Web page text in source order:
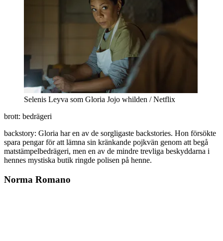
Selenis Leyva som Gloria Jojo whilden / Netflix
brott: bedrägeri
backstory: Gloria har en av de sorgligaste backstories. Hon försökte
spara pengar för att lämna sin kränkande pojkvän genom att begå
matstämpelbedrägeri, men en av de mindre trevliga beskyddarna i
hennes mystiska butik ringde polisen på henne.
Norma Romano